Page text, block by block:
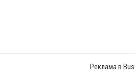
Реклама в